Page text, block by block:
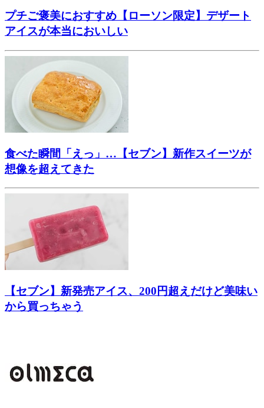
プチご褒美におすすめ【ローソン限定】デザート
アイスが本当においしい
食べた瞬間「えっ」…【セブン】新作スイーツが
想像を超えてきた
【セブン】新発売アイス、200円超えだけど美味い
から買っちゃう